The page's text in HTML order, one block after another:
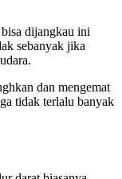
dijangkau ini
sebanyak jika
dan mengemat
tidak terlalu banyak